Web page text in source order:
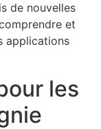
de nouvelles
et
applications
les